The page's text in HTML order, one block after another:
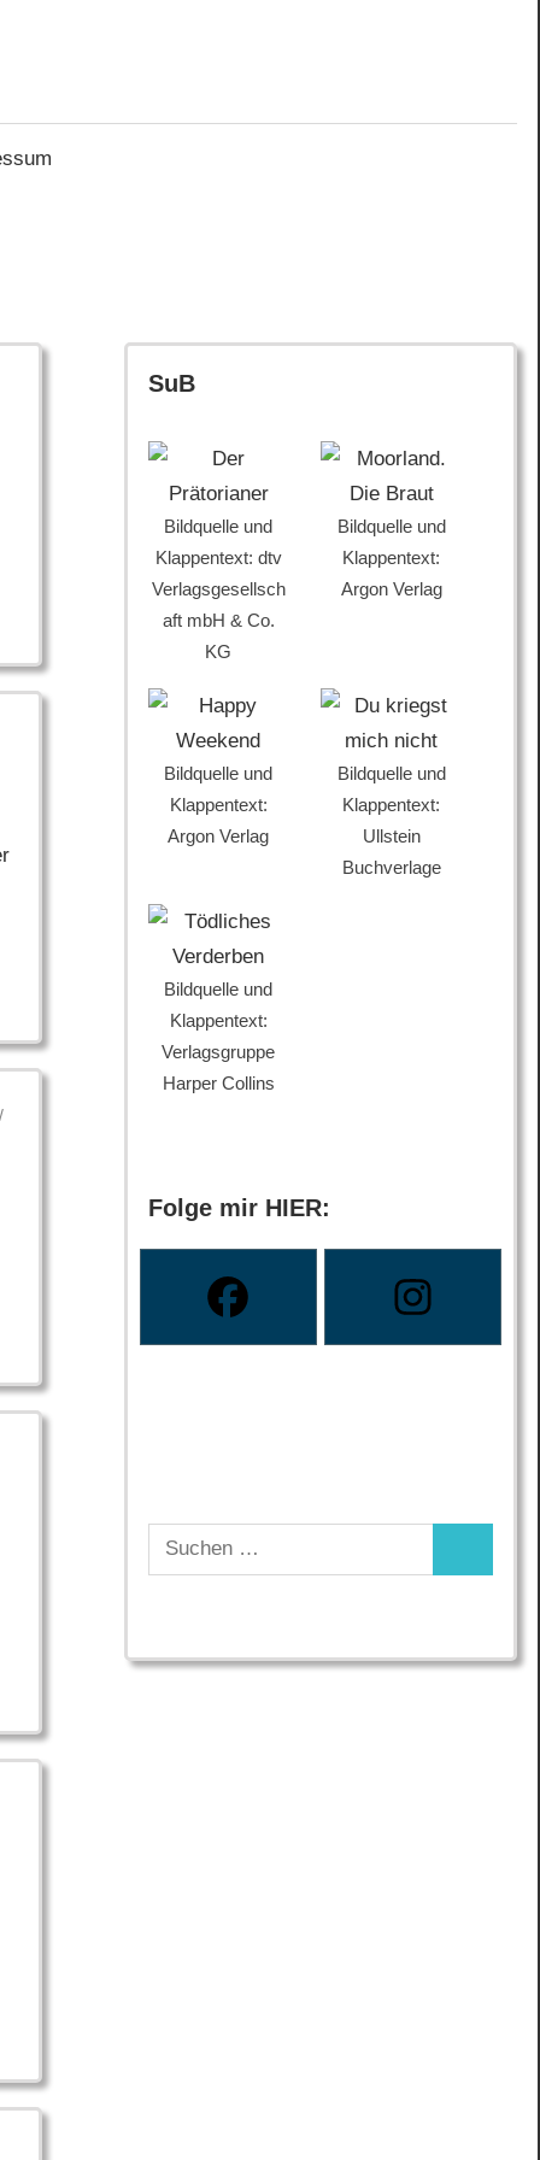
/
SuB
Bildquelle und
Klappentext: dtv
Verlagsgesellsch
aft mbH & Co.
KG
Bildquelle und
Klappentext:
Argon Verlag
Bildquelle und
Klappentext:
Argon Verlag
Bildquelle und
Klappentext:
Ullstein
Buchverlage
Bildquelle und
Klappentext:
Verlagsgruppe
Harper Collins
Folge mir HIER:
Suchen
nach: